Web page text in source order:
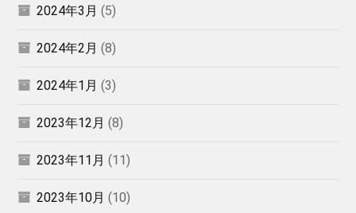
2024年3月 (5)
2024年2月 (8)
2024年1月 (3)
2023年12月 (8)
2023年11月 (11)
2023年10月 (10)